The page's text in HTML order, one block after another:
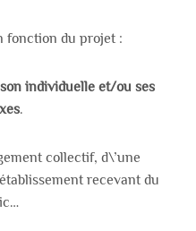
fonction du projet :
individuelle et/ou ses
.
collectif, d\’une
recevant du